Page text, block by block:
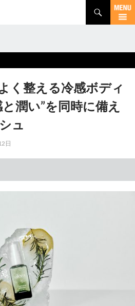
く整える冷感ボディ
潤い”を同時に備え
ュ
日